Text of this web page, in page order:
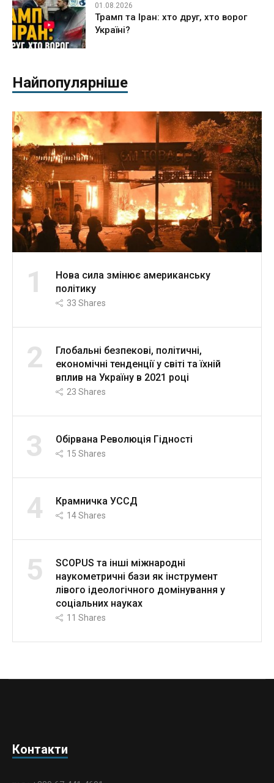
01.08.2026
Трамп та Іран: хто друг, хто ворог
Україні?
Найпопулярніше
1
Нова сила змінює американську
політику
33 Shares
2
Глобальні безпекові, політичні,
економічні тенденції у світі та їхній
вплив на Україну в 2021 році
23 Shares
3 Обірвана Революція Гідності
15 Shares
4 Крамничка УССД
14Shares
5
SCOPUS та інші міжнародні
наукометричні бази як інструмент
лівого ідеологічного домінування у
соціальних науках
11 Shares
Контакти